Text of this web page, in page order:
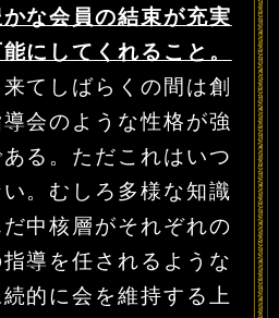
な会員の結束が充実
にしてくれること。
てしばらくの間は創
会のような性格が強
る。ただこれはいつ
。むしろ多様な知識
中核層がそれぞれの
導を任されるような
的に会を維持する上